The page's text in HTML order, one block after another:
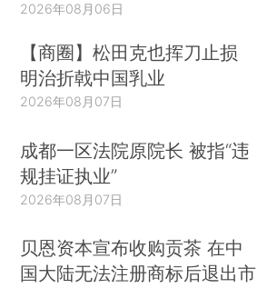
2026年08月06日
【商圈】松田克也挥刀止损
明治折戟中国乳业
2026年08月07日
成都一区法院原院长 被指“违
规挂证执业”
2026年08月07日
贝恩资本宣布收购贡茶 在中
国大陆无法注册商标后退出市